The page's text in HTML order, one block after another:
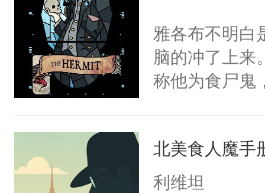
雅各布不明白
脑的冲了上来
称他为食尸鬼
好吧，他无权
色如白骨，双
北美食人魔手
利维坦